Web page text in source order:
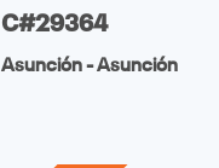
C#29364
Asunción - Asunción